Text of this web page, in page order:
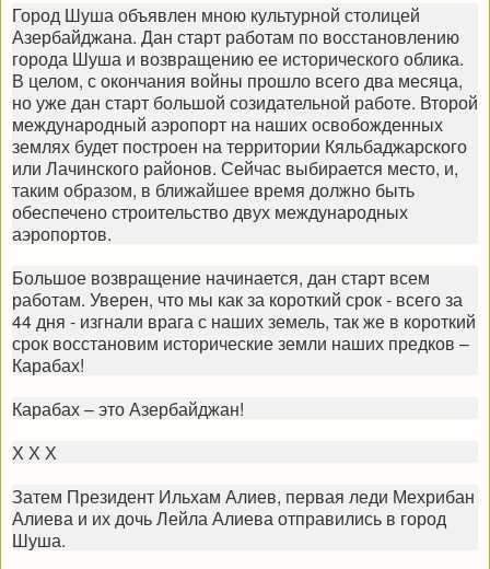
Город Шуша объявлен мною культурной столицей
Азербайджана. Дан старт работам по восстановлению
города Шуша и возвращению ее исторического облика.
В целом, с окончания войны прошло всего два месяца,
но уже дан старт большой созидательной работе. Второй
международный аэропорт на наших освобожденных
землях будет построен на территории Кяльбаджарского
или Лачинского районов. Сейчас выбирается место, и,
таким образом, в ближайшее время должно быть
обеспечено строительство двух международных
аэропортов.
Большое возвращение начинается, дан старт всем
работам. Уверен, что мы как за короткий срок - всего за
44 дня - изгнали врага с наших земель, так же в короткий
срок восстановим исторические земли наших предков –
Карабах!
Карабах – это Азербайджан!
Х Х Х
Затем Президент Ильхам Алиев, первая леди Мехрибан
Алиева и их дочь Лейла Алиева отправились в город
Шуша.